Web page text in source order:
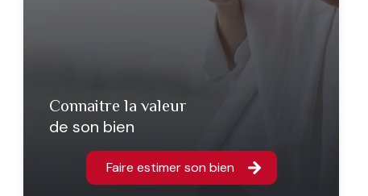
connaitre la valeur
de son bien
Faire estimer son bien